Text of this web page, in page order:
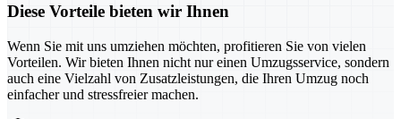
Diese Vorteile bieten wir Ihnen
Wenn Sie mit uns umziehen möchten, profitieren Sie von vielen
Vorteilen. Wir bieten Ihnen nicht nur einen Umzugsservice, sondern
auch eine Vielzahl von Zusatzleistungen, die Ihren Umzug noch
einfacher und stressfreier machen.